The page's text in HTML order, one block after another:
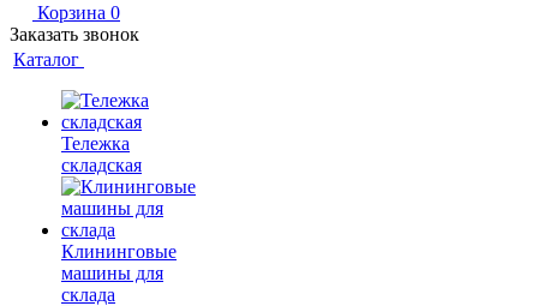
Корзина 0
Заказать звонок
Каталог
Тележка
складская
Клининговые
машины для
склада